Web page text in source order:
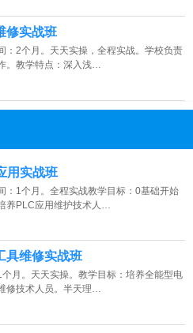
修实战班
：2个月。天天实操，全程实战。学校负责
。教学特点：深入浅…
用实战班
：1个月。全程实战教学目标：0基础开始
养PLC应用维护技术人…
具维修实战班
月。天天实操。教学目标：培养全能型电
修技术人员。半天理…